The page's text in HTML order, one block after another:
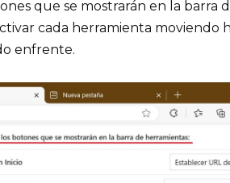
que se mostrarán en la barra
cada herramienta moviendo
enfrente.